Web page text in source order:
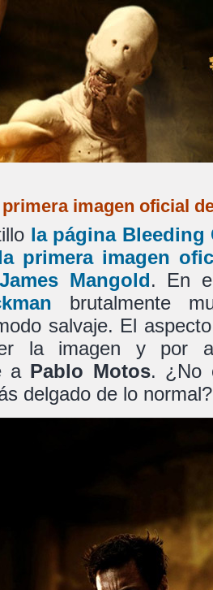
primera imagen oficial
la página Bleeding
primera imagen
James Mangold. En
brutalmente
salvaje. El
la imagen y por
a Pablo Motos. ¿No
delgado de lo normal?